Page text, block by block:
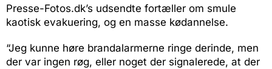
Presse-Fotos.dk’s udsendte fortæller om smule
kaotisk evakuering, og en masse kødannelse.
“Jeg kunne høre brandalarmerne ringe derinde, men
der var ingen røg, eller noget der signalerede, at der